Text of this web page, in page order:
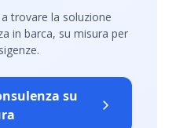
trovare la soluzione
in barca, su misura per
su